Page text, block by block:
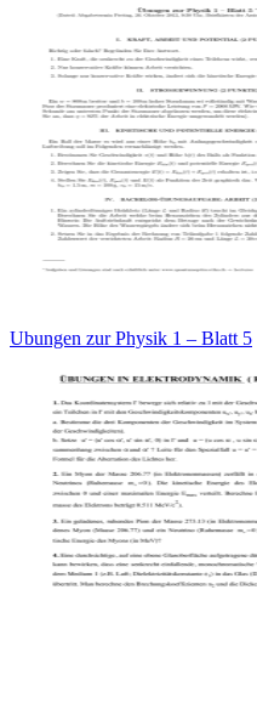
Ubungen zur Physik 1 – Blatt 5